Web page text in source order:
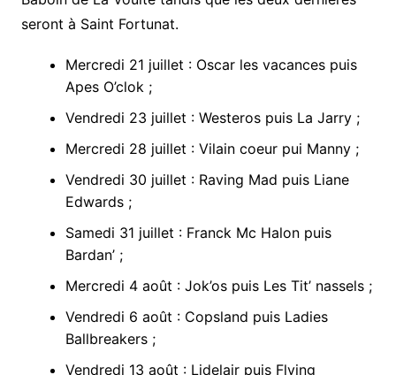
seront à Saint Fortunat.
Mercredi 21 juillet : Oscar les vacances puis
Apes O’clok ;
Vendredi 23 juillet : Westeros puis La Jarry ;
Mercredi 28 juillet : Vilain coeur pui Manny ;
Vendredi 30 juillet : Raving Mad puis Liane
Edwards ;
Samedi 31 juillet : Franck Mc Halon puis
Bardan’ ;
Mercredi 4 août : Jok’os puis Les Tit’ nassels ;
Vendredi 6 août : Copsland puis Ladies
Ballbreakers ;
Vendredi 13 août : Lidelair puis Flying